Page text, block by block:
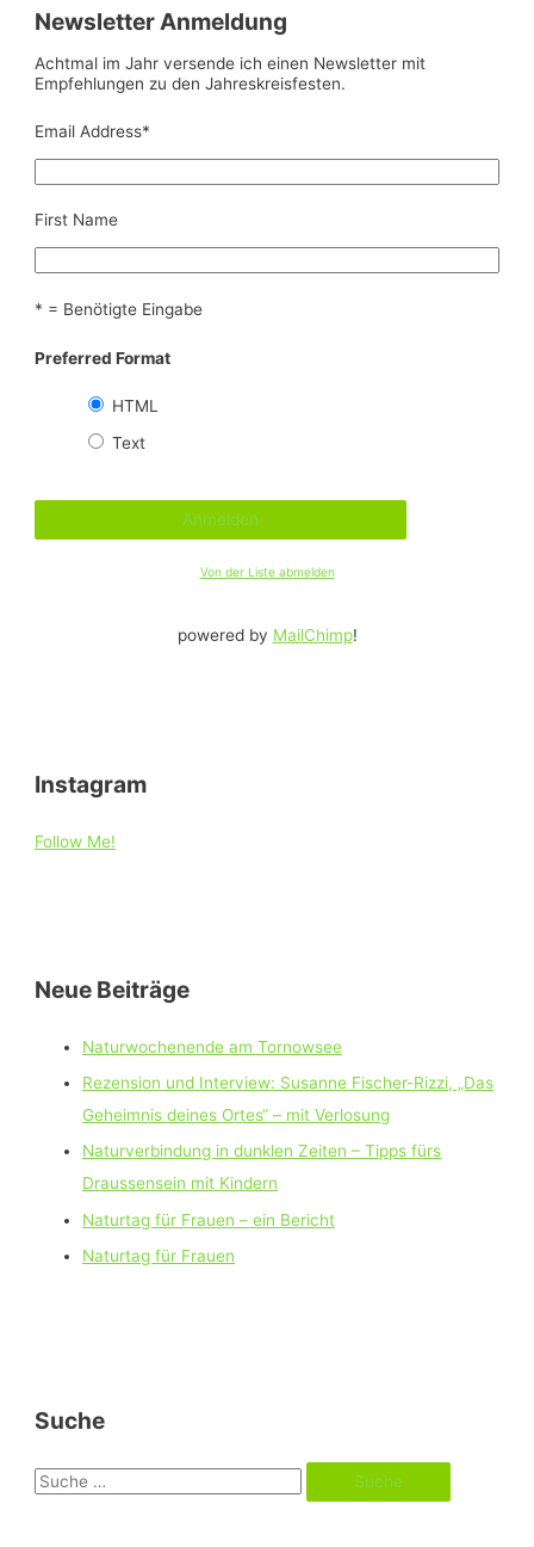
Newsletter Anmeldung
Achtmal im Jahr versende ich einen Newsletter mit
Empfehlungen zu den Jahreskreisfesten.
Email Address*
First Name
* = Benötigte Eingabe
Preferred Format
HTML
Text
Von der Liste abmelden
powered by MailChimp!
Instagram
Follow Me!
Neue Beiträge
Naturwochenende am Tornowsee
Rezension und Interview: Susanne Fischer-Rizzi, „Das
Geheimnis deines Ortes“ – mit Verlosung
Naturverbindung in dunklen Zeiten – Tipps fürs
Draussensein mit Kindern
Naturtag für Frauen – ein Bericht
Naturtag für Frauen
Suche
S